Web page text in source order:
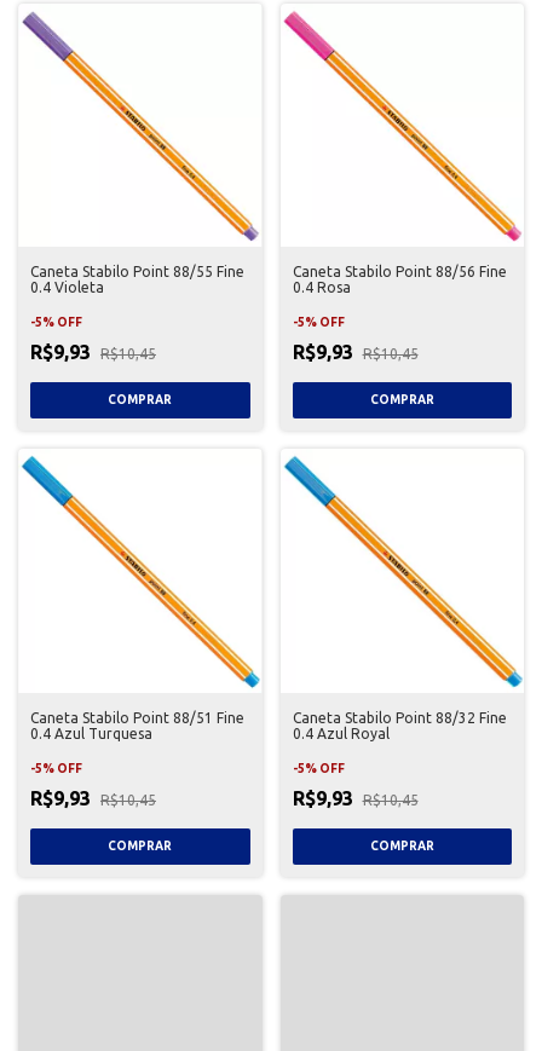
Caneta Stabilo Point 88/55 Fine
0.4 Violeta
-5% OFF
R$9,93 R$10,45
Caneta Stabilo Point 88/56 Fine
0.4 Rosa
-5% OFF
R$9,93 R$10,45
Caneta Stabilo Point 88/51 Fine
0.4 Azul Turquesa
-5% OFF
R$9,93 R$10,45
Caneta Stabilo Point 88/32 Fine
0.4 Azul Royal
-5% OFF
R$9,93 R$10,45